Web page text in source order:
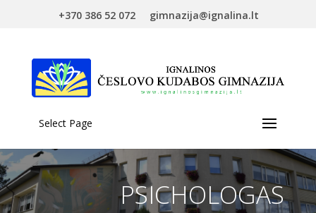
+370 386 52 072 gimnazija@ignalina.lt
Select Page
PSICHOLOGAS